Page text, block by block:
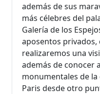
además de sus
más célebres del
Galería de los
aposentos privados,
realizaremos una
además de conocer
monumentales de
Paris desde otro